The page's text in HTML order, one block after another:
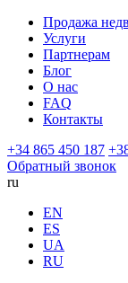
Продажа
Услуги
Партнерам
Блог
О нас
FAQ
Контакты
+34 865 450 187
Обратный звонок
ru
EN
ES
UA
RU